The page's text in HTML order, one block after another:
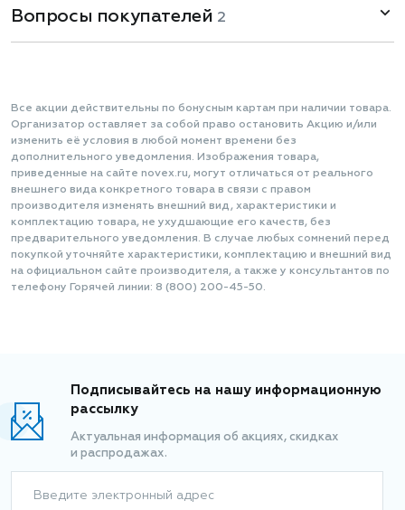
Вопросы покупателей 2
Все акции действительны по бонусным картам при наличии товара.
Организатор оставляет за собой право остановить Акцию и/или
изменить её условия в любой момент времени без
дополнительного уведомления. Изображения товара,
приведенные на сайте novex.ru, могут отличаться от реального
внешнего вида конкретного товара в связи с правом
производителя изменять внешний вид, характеристики и
комплектацию товара, не ухудшающие его качеств, без
предварительного уведомления. В случае любых сомнений перед
покупкой уточняйте характеристики, комплектацию и внешний вид
на официальном сайте производителя, а также у консультантов по
телефону Горячей линии: 8 (800) 200-45-50.
Подписывайтесь на нашу информационную
рассылку
Актуальная информация об акциях, скидках
и распродажах.
Введите электронный адрес